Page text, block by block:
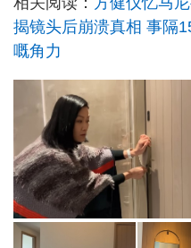
揭镜头后崩溃真相 事隔
嘅角力